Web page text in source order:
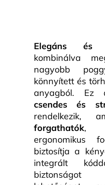
Elegáns és
kombinálva
nagyobb
könnyített és
anyagból. Ez
csendes és
rendelkezik,
forgathatók,
ergonomikus
biztosítja a
integrált
biztonságot